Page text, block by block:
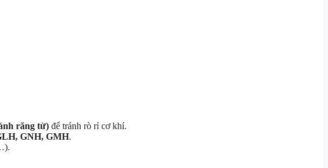
răng từ) để tránh rò rỉ cơ khí.
GNH, GMH.